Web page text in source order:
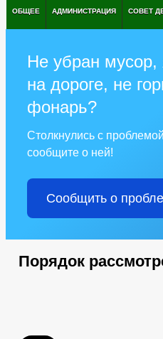
ОБЩЕЕ АДМИНИСТРАЦИЯ СОВЕТ
Не убран
на дороге, не
фонарь?
Столкнулись с
сообщите о ней!
Сообщить о
Порядок